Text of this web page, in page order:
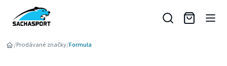
obsah
/Prodávané značky/Formula